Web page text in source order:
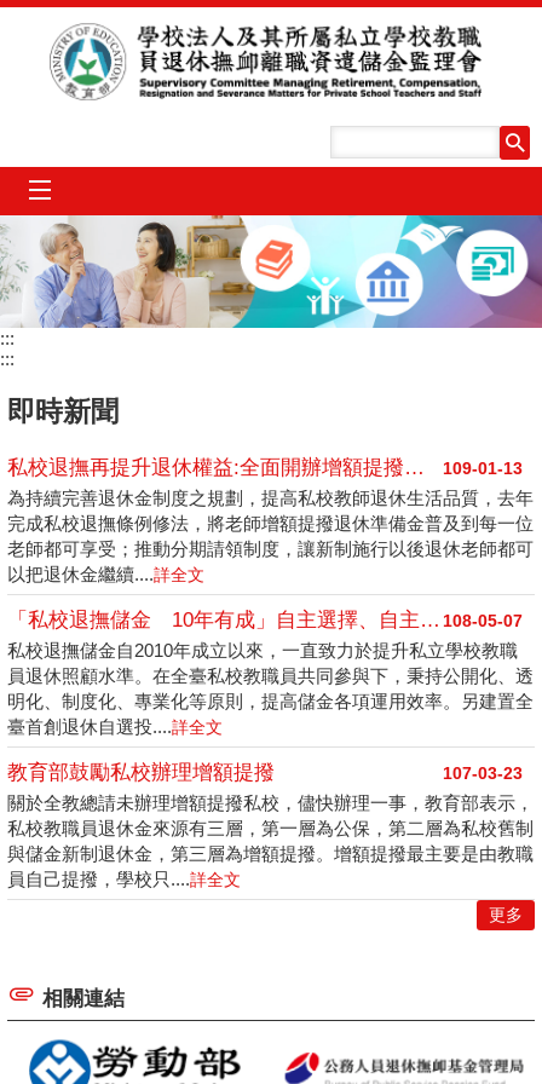
跳到主要內容區塊
:::
:::
即時新聞
109-01-13
私校退撫再提升退休權益:全面開辦增額提撥、退休金延後分期請領及人生週期基金改為預設
為持續完善退休金制度之規劃，提高私校教師退休生活品質，去年
完成私校退撫條例修法，將老師增額提撥退休準備金普及到每一位
老師都可享受；推動分期請領制度，讓新制施行以後退休老師都可
以把退休金繼續....詳全文
108-05-07
「私校退撫儲金 10年有成」自主選擇、自主管理、自主提撥 奠定成功關鍵
私校退撫儲金自2010年成立以來，一直致力於提升私立學校教職
員退休照顧水準。在全臺私校教職員共同參與下，秉持公開化、透
明化、制度化、專業化等原則，提高儲金各項運用效率。另建置全
臺首創退休自選投....詳全文
107-03-23
教育部鼓勵私校辦理增額提撥
關於全教總請未辦理增額提撥私校，儘快辦理一事，教育部表示，
私校教職員退休金來源有三層，第一層為公保，第二層為私校舊制
與儲金新制退休金，第三層為增額提撥。增額提撥最主要是由教職
員自己提撥，學校只....詳全文
更多
相關連結